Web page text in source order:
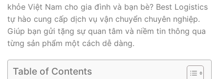
khỏe Việt Nam cho gia đình và bạn bè? Best Logistics
tự hào cung cấp dịch vụ vận chuyển chuyên nghiệp.
Giúp bạn gửi tặng sự quan tâm và niềm tin thông qua
từng sản phẩm một cách dễ dàng.
Table of Contents